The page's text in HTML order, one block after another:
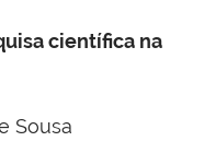
científica na
Sousa